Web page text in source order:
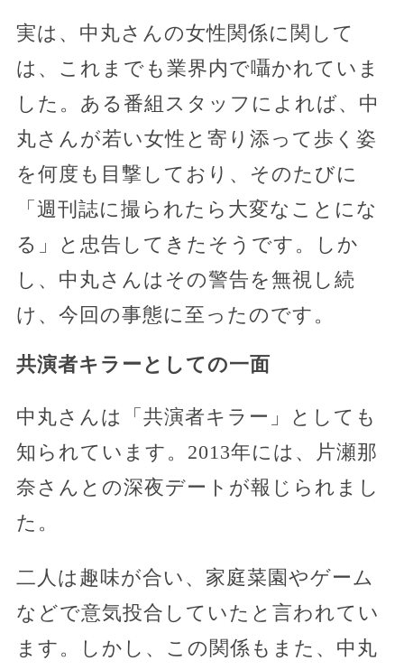
実は、中丸さんの女性関係に関して
は、これまでも業界内で囁かれていま
した。ある番組スタッフによれば、中
丸さんが若い女性と寄り添って歩く姿
を何度も目撃しており、そのたびに
「週刊誌に撮られたら大変なことにな
る」と忠告してきたそうです。しか
し、中丸さんはその警告を無視し続
け、今回の事態に至ったのです。
共演者キラーとしての一面
中丸さんは「共演者キラー」としても
知られています。2013年には、片瀬那
奈さんとの深夜デートが報じられまし
た。
二人は趣味が合い、家庭菜園やゲーム
などで意気投合していたと言われてい
ます。しかし、この関係もまた、中丸